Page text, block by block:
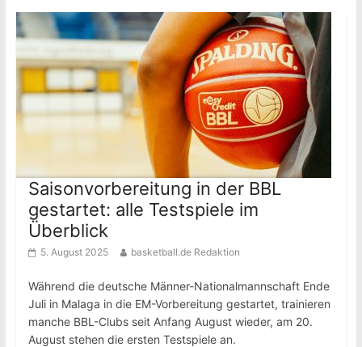
Saisonvorbereitung in der BBL
gestartet: alle Testspiele im
Überblick
5. August 2025 basketball.de Redaktion
Während die deutsche Männer-Nationalmannschaft Ende
Juli in Malaga in die EM-Vorbereitung gestartet, trainieren
manche BBL-Clubs seit Anfang August wieder, am 20.
August stehen die ersten Testspiele an.